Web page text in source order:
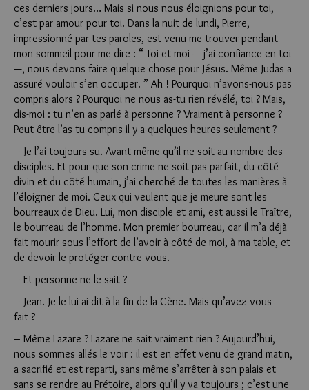
ces derniers jours… Mais si nous nous éloignions pour toi,
c’est par amour pour toi. Dans la nuit de lundi, Pierre,
impressionné par tes paroles, est venu me trouver pendant
mon sommeil pour me dire : “ Toi et moi — j’ai confiance en toi
—, nous devons faire quelque chose pour Jésus. Même Judas a
assuré vouloir s’en occuper. ” Ah ! Pourquoi n’avons-nous pas
compris alors ? Pourquoi ne nous as-tu rien révélé, toi ? Mais,
dis-moi : tu n’en as parlé à personne ? Vraiment à personne ?
Peut-être l’as-tu compris il y a quelques heures seulement ?
– Je l’ai toujours su. Avant même qu’il ne soit au nombre des
disciples. Et pour que son crime ne soit pas parfait, du côté
divin et du côté humain, j’ai cherché de toutes les manières à
l’éloigner de moi. Ceux qui veulent que je meure sont les
bourreaux de Dieu. Lui, mon disciple et ami, est aussi le Traître,
le bourreau de l’homme. Mon premier bourreau, car il m’a déjà
fait mourir sous l’effort de l’avoir à côté de moi, à ma table, et
de devoir le protéger contre vous.
– Et personne ne le sait ?
– Jean. Je le lui ai dit à la fin de la Cène. Mais qu’avez-vous
fait ?
– Même Lazare ? Lazare ne sait vraiment rien ? Aujourd’hui,
nous sommes allés le voir : il est en effet venu de grand matin,
a sacrifié et est reparti, sans même s’arrêter à son palais et
sans se rendre au Prétoire, alors qu’il y va toujours ; c’est une